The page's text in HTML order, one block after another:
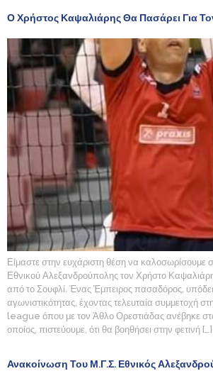
Ο Χρήστος Καψαλιάρης Θα Πασάρει Για
Είμαστε στην ευχάριστη θέση να καλοσωρίσουμε
Εθνικού Αλεξανδρούπολης τον Χρήστο
από το Σουφλί. Ένας Έμπειρος πασαδόρος,
αγωνιστικότητας, έχοντας τελευταία συμμετοχή
league όπου με τον Άθλο Ορεστιάδας ανέβηκε
οποίος, πιστεύουμε, ότι θα βοηθήσει στην φετινή […]
Ανακοίνωση Του Μ.Γ.Σ. Εθνικός